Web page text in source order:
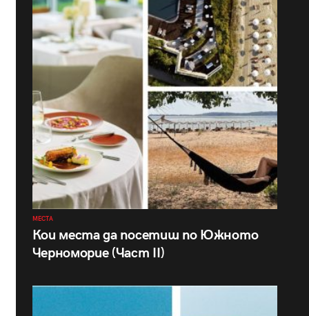
МЕСТА
Кои места да посетиш по Южното
Черноморие (Част II)